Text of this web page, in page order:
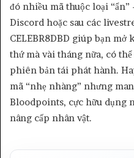
đó nhiều mã thuộc loại
Discord hoặc sau các
CELEBR8DBD giúp bạn
thứ mà vài tháng nữa, có
phiên bản tái phát hành.
mã “nhẹ nhàng” nhưng
Bloodpoints, cực hữu dụng
nâng cấp nhân vật.